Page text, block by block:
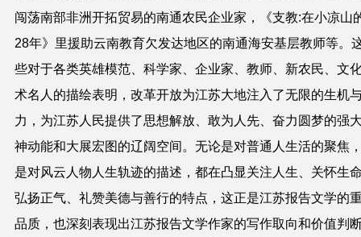
闯荡南部非洲开拓贸易的南通农民企业家 ，《支教:在小凉山
28年》里援助云南教育欠发达地区的南通海安基层教师等。
些对于各类英雄模范、科学家、企业家、教师、新农民、文
术名人的描绘表明，改革开放为江苏大地注入了无限的生机
力，为江苏人民提供了思想解放、敢为人先、奋力圆梦的强
神动能和大展宏图的辽阔空间。无论是对普通人生活的聚焦
是对风云人物人生轨迹的描述，都在凸显关注人生、关怀生
弘扬正气、礼赞美德与善行的特点，这正是江苏报告文学的
品质，也深刻表现出江苏报告文学作家的写作取向和价值判